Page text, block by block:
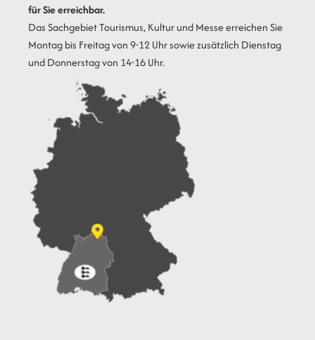
für Sie erreichbar.
Das Sachgebiet Tourismus, Kultur und Messe erreichen Sie
Montag bis Freitag von 9-12 Uhr sowie zusätzlich Dienstag
und Donnerstag von 14-16 Uhr.